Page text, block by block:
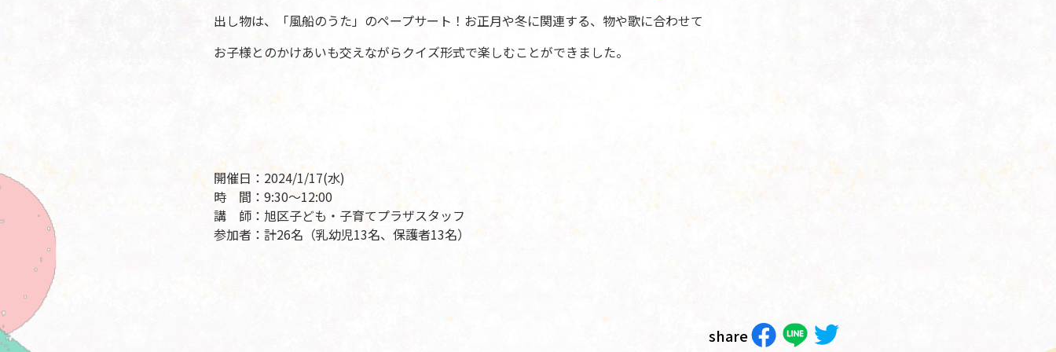
出し物は、「風船のうた」のペープサート！お正月や冬に関連する、物や歌に合わせて
お子様とのかけあいも交えながらクイズ形式で楽しむことができました。
開催日：2024/1/17(水)
時 間：9:30～12:00
講 師：旭区子ども・子育てプラザスタッフ
参加者：計26名（乳幼児13名、保護者13名）
share